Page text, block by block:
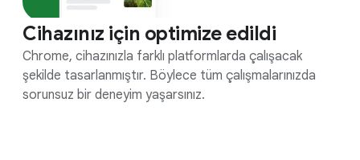
Cihazınız için optimize edildi
Chrome, cihazınızla farklı platformlarda çalışacak
şekilde tasarlanmıştır. Böylece tüm çalışmalarınızda
sorunsuz bir deneyim yaşarsınız.